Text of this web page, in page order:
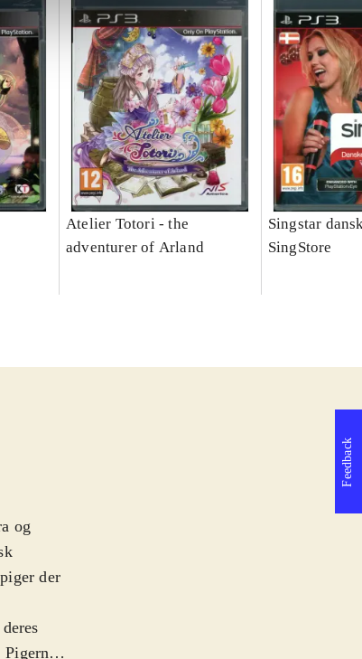
Atelier Totori - the
adventurer of Arland
Singstar
SingStore
og
der
Feedback